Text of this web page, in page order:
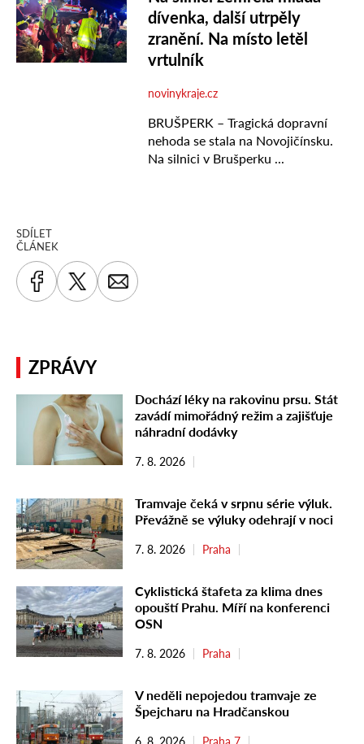
SDÍLET
ČLÁNEK
ZPRÁVY
Dochází léky na rakovinu prsu. Stát
zavádí mimořádný režim a zajišťuje
náhradní dodávky
7. 8. 2026
Tramvaje čeká v srpnu série výluk.
Převážně se výluky odehrají v noci
7. 8. 2026 Praha
Cyklistická štafeta za klima dnes
opouští Prahu. Míří na konferenci
OSN
7. 8. 2026 Praha
V neděli nepojedou tramvaje ze
Špejcharu na Hradčanskou
6. 8. 2026 Praha 7